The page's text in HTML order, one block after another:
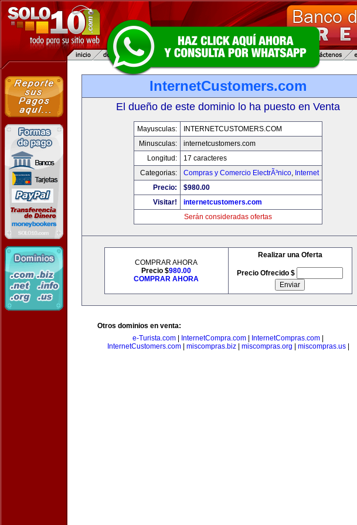
InternetCustomers.com
El dueño de este dominio lo ha puesto en Venta
Mayusculas:
INTERNETCUSTOMERS.COM
Minusculas:
internetcustomers.com
Longitud:
17 caracteres
Categorias:
Compras y Comercio ElectrÃ³nico, Internet
Precio:
$980.00
Visitar!
internetcustomers.com
Serán consideradas ofertas
COMPRAR AHORA
Precio $980.00
COMPRAR AHORA
Realizar una Oferta
Precio Ofrecido $
Otros dominios en venta:
e-Turista.com
InternetCompra.com InternetCompras.com
InternetCustomers.com| miscompras.biz| miscompras.org miscompras.us|